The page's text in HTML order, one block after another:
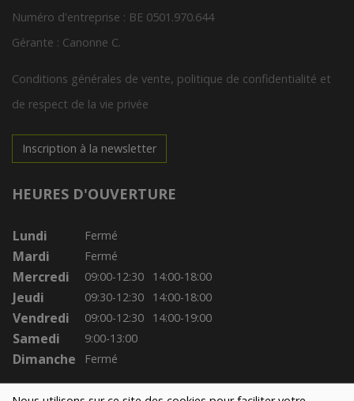
Numéro d'entreprise : BE 0501.970.644
Gérante : Canonne C.
Conditions générales de vente, politique de confidentialité et
de respect de la vie privée
Inscription à la newsletter
HEURES D'OUVERTURE
Lundi Fermé
Mardi Fermé
Mercredi 09:00-12:30 14:00-18:00
Jeudi 09:30-12:30 14:00-18:00
Vendredi 09:00-12:30 14:00-19:00
Samedi 9:00-13:00
Dimanche Fermé